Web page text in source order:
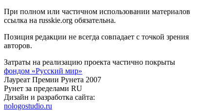
При полном или частичном использовании материалов
ссылка на russkie.org обязательна.
Позиция редакции не всегда совпадает с точкой зрения
авторов.
Затраты на реализацию проекта частично покрыты
фондом «Русский мир»
Лауреат Премии Рунета 2007
Рунет за пределами RU
Дизайн и разработка сайта:
nologostudio.ru